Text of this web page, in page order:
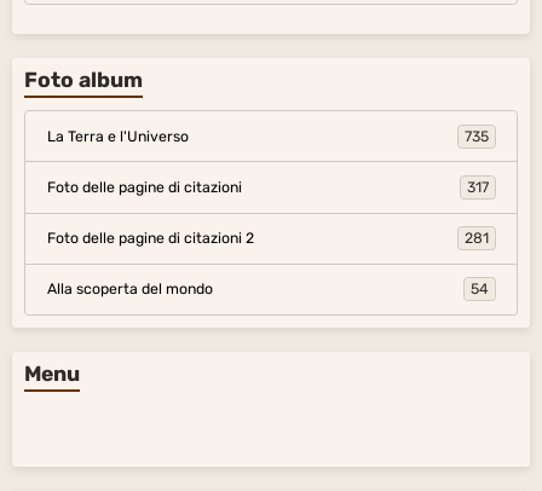
Foto album
La Terra e l'Universo 735
Foto delle pagine di citazioni 317
Foto delle pagine di citazioni 2 281
Alla scoperta del mondo 54
Menu